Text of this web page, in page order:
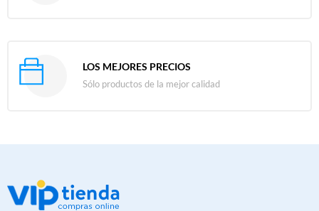
LOS MEJORES PRECIOS
Sólo productos de la mejor calidad